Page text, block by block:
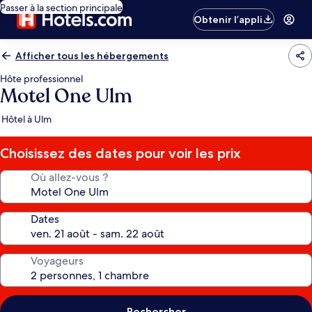
Passer à la section principale
Obtenir l’appli
Afficher tous les hébergements
Hôte professionnel
Motel One Ulm
Hôtel à Ulm
Choisissez des dates pour voir les prix
Où allez-vous ?
Dates
Voyageurs